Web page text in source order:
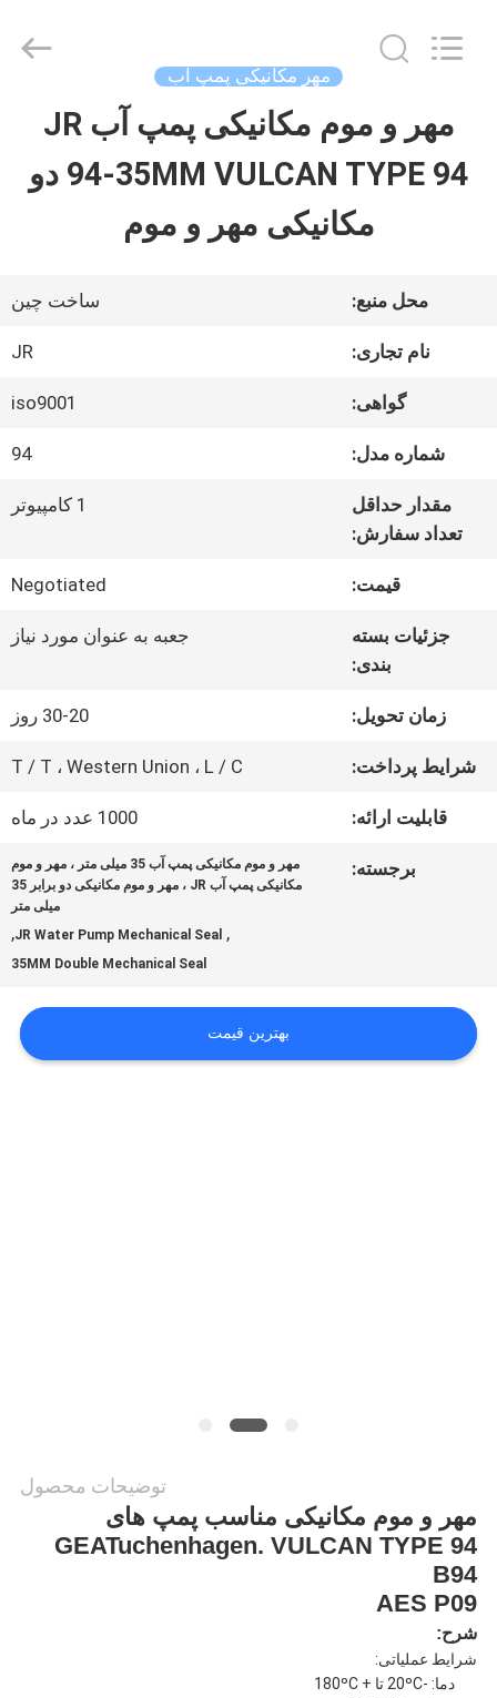
صفحه
اصلی
درباره
کارخانه
کنترل
کیفیت
بگیرید
Supseals
Rights
Reserved.
مهر مکانیکی پمپ آب
مهر و موم مکانیکی پمپ آب JR
94-35MM VULCAN TYPE 94 دو
مکانیکی مهر و موم
محل منبع: ساخت چین
نام تجاری: JR
گواهی: iso9001
شماره مدل: 94
مقدار حداقل
تعداد سفارش:
1 کامپیوتر
قیمت: Negotiated
جزئیات بسته
بندی:
جعبه به عنوان مورد نیاز
زمان تحویل: 30-20 روز
شرایط پرداخت: T / T ، Western Union ، L / C
قابلیت ارائه: 1000 عدد در ماه
برجسته:
مهر و موم مکانیکی پمپ آب 35 میلی متر ، مهر و موم
مکانیکی پمپ آب JR ، مهر و موم مکانیکی دو برابر 35
میلی متر
,
JR Water Pump Mechanical Seal
,
35MM Double Mechanical Seal
بهترین قیمت
توضیحات محصول
مهر و موم مکانیکی مناسب پمپ های
GEATuchenhagen. VULCAN TYPE 94
B94
AES P09
شرح:
شرایط عملیاتی:
دما: -20ºC تا + 180ºC